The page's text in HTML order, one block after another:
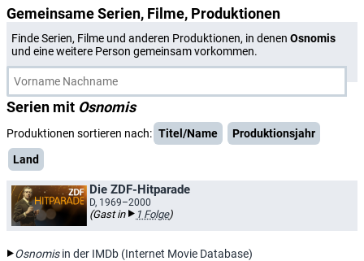
Gemeinsame Serien, Filme, Produktionen
Finde Serien, Filme und anderen Produktionen, in denen Osnomis
und eine weitere Person gemeinsam vorkommen.
Serien mit Osnomis
Produktionen sortieren nach: Titel/Name
Produktionsjahr
Land
Die ZDF-Hitparade
D, 1969–2000
(Gast in 1 Folge)
Osnomisin der IMDb (Internet Movie Database)